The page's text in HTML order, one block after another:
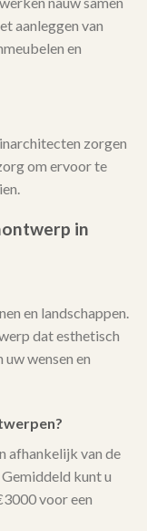
aanleggen van
en
zorgen
om ervoor te
in
en landschappen.
dat esthetisch
wensen en
afhankelijk van de
kunt u
voor een